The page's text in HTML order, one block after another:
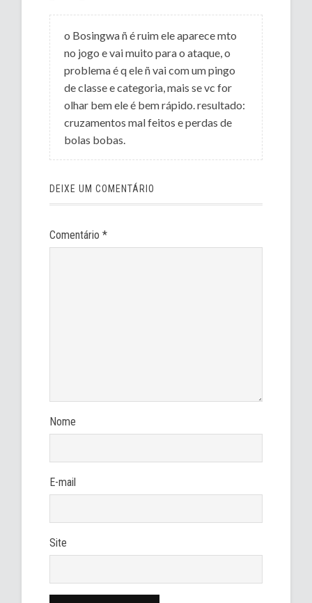
o Bosingwa ñ é ruim ele aparece mto
no jogo e vai muito para o ataque, o
problema é q ele ñ vai com um pingo
de classe e categoria, mais se vc for
olhar bem ele é bem rápido. resultado:
cruzamentos mal feitos e perdas de
bolas bobas.
DEIXE UM COMENTÁRIO
Comentário*
Nome
E-mail
Site